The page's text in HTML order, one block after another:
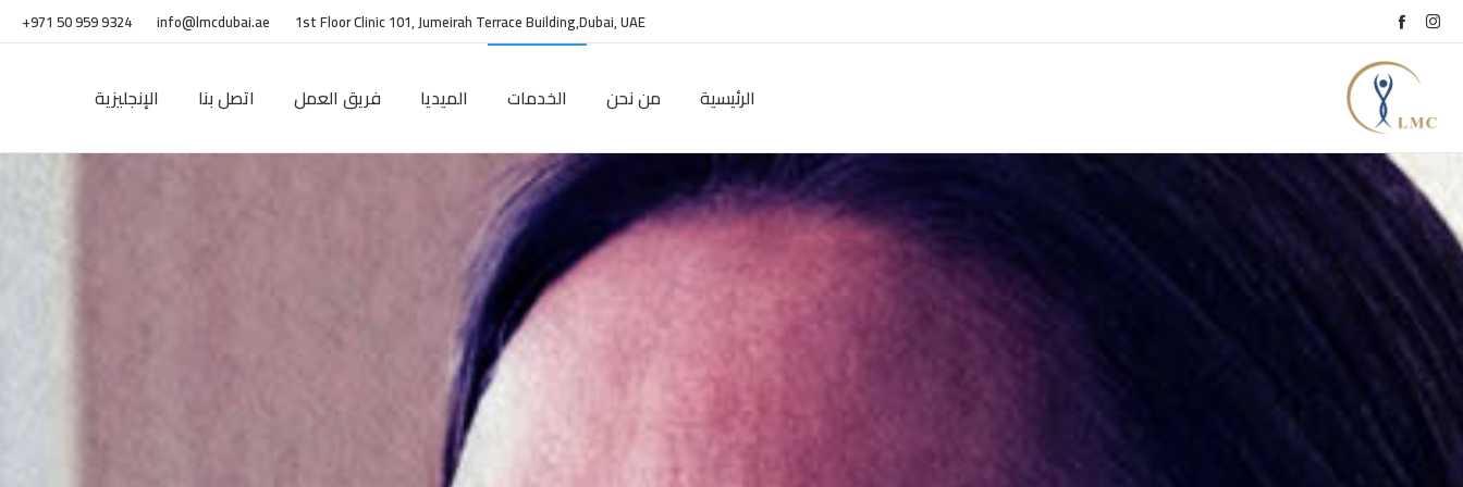
+971 50 959 9324 info@lmcdubai.ae 1st Floor Clinic 101, Jumeirah Terrace Building,Dubai, UAE
الرئيسية من نحن الخدمات الميديا فريق العمل اتصل بنا الإنجليزية